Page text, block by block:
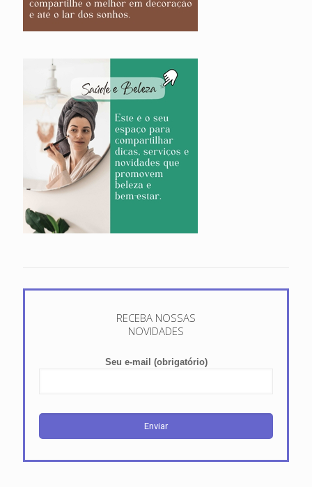
RECEBA NOSSAS
NOVIDADES
Seu e-mail (obrigatório)